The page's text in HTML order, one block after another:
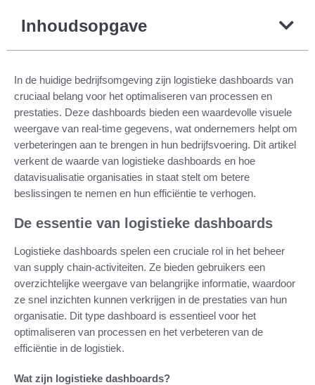
Inhoudsopgave
In de huidige bedrijfsomgeving zijn logistieke dashboards van
cruciaal belang voor het optimaliseren van processen en
prestaties. Deze dashboards bieden een waardevolle visuele
weergave van real-time gegevens, wat ondernemers helpt om
verbeteringen aan te brengen in hun bedrijfsvoering. Dit artikel
verkent de waarde van logistieke dashboards en hoe
datavisualisatie organisaties in staat stelt om betere
beslissingen te nemen en hun efficiëntie te verhogen.
De essentie van logistieke dashboards
Logistieke dashboards spelen een cruciale rol in het beheer
van supply chain-activiteiten. Ze bieden gebruikers een
overzichtelijke weergave van belangrijke informatie, waardoor
ze snel inzichten kunnen verkrijgen in de prestaties van hun
organisatie. Dit type dashboard is essentieel voor het
optimaliseren van processen en het verbeteren van de
efficiëntie in de logistiek.
Wat zijn logistieke dashboards?